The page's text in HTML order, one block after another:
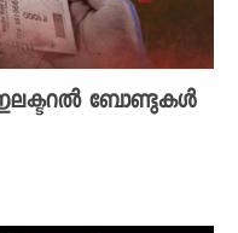
ഇലക്ടറൽ ബോണ്ടുകൾ